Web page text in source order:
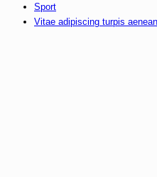
Sport
Vitae adipiscing turpis aenean